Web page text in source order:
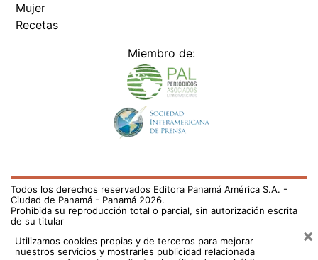
Mujer
Recetas
Miembro de:
Todos los derechos reservados Editora Panamá América S.A. -
Ciudad de Panamá - Panamá 2026.
Prohibida su reproducción total o parcial, sin autorización escrita
de su titular
Utilizamos cookies propias y de terceros para mejorar
nuestros servicios y mostrarles publicidad relacionada
×